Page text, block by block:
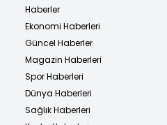
Haberler
Ekonomi Haberleri
Güncel Haberler
Magazin Haberleri
Spor Haberleri
Dünya Haberleri
Sağlık Haberleri